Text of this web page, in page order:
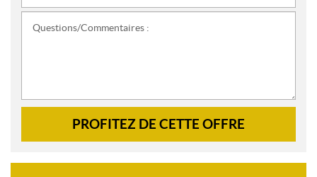
Questions/Commentaires :
PROFITEZ DE CETTE OFFRE